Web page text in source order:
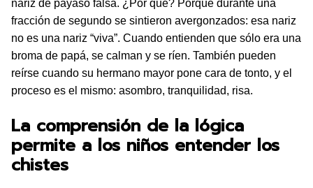
nariz de payaso falsa. ¿Por qué? Porque durante una
fracción de segundo se sintieron avergonzados: esa nariz
no es una nariz “viva”. Cuando entienden que sólo era una
broma de papá, se calman y se ríen. También pueden
reírse cuando su hermano mayor pone cara de tonto, y el
proceso es el mismo: asombro, tranquilidad, risa.
La comprensión de la lógica
permite a los niños entender los
chistes